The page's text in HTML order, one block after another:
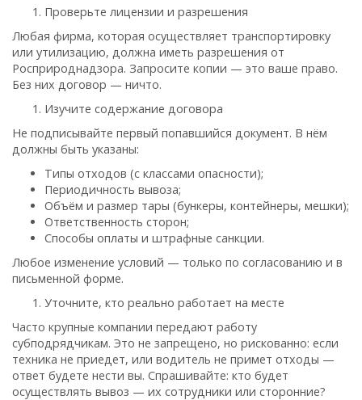
Проверьте лицензии и разрешения
Любая фирма, которая осуществляет транспортировку
или утилизацию, должна иметь разрешения от
Росприроднадзора. Запросите копии — это ваше право.
Без них договор — ничто.
Изучите содержание договора
Не подписывайте первый попавшийся документ. В нём
должны быть указаны:
Типы отходов (с классами опасности);
Периодичность вывоза;
Объём и размер тары (бункеры, контейнеры, мешки);
Ответственность сторон;
Способы оплаты и штрафные санкции.
Любое изменение условий — только по согласованию и в
письменной форме.
Уточните, кто реально работает на месте
Часто крупные компании передают работу
субподрядчикам. Это не запрещено, но рискованно: если
техника не приедет, или водитель не примет отходы —
ответ будете нести вы. Спрашивайте: кто будет
осуществлять вывоз — их сотрудники или сторонние?